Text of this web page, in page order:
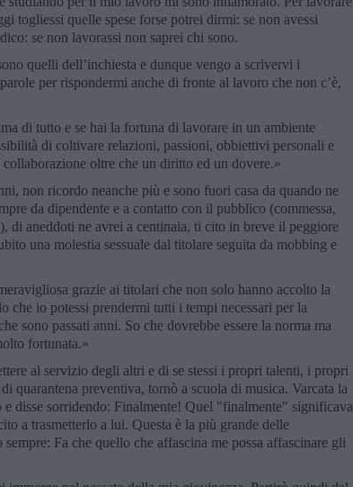
togliessi quelle spese forse potrei dirmi: se non avessi
se non lavorassi non saprei chi sono.
quelli dell’inchiesta e dunque vengo a scrivervi i
per rispondermi anche di fronte al lavoro che non c’è,
di tutto e se hai la fortuna di lavorare in un ambiente
di coltivare relazioni, passioni, obbiettivi personali e
oltre che un diritto ed un dovere.»
non ricordo neanche più e sono fuori casa da quando ne
da dipendente e a contatto con il pubblico (commessa,
di aneddoti ne avrei a centinaia, ti cito in breve il peggiore
una molestia sessuale dal titolare seguita da mobbing e
grazie ai titolari che non solo hanno accolto la
che io potessi prendermi tutti i tempi necessari per la
sono passati anni. So che dovrebbe essere la norma ma
fortunata.»
al servizio degli altri e di se stessi i propri talenti, i propri
quarantena preventiva, tornò a scuola di musica. Varcata la
disse sorridendo: Finalmente! Quel "finalmente" significava
a trasmetterlo a lui. Questa è la più grande delle
Fa che quello che affascina me possa affascinare gli